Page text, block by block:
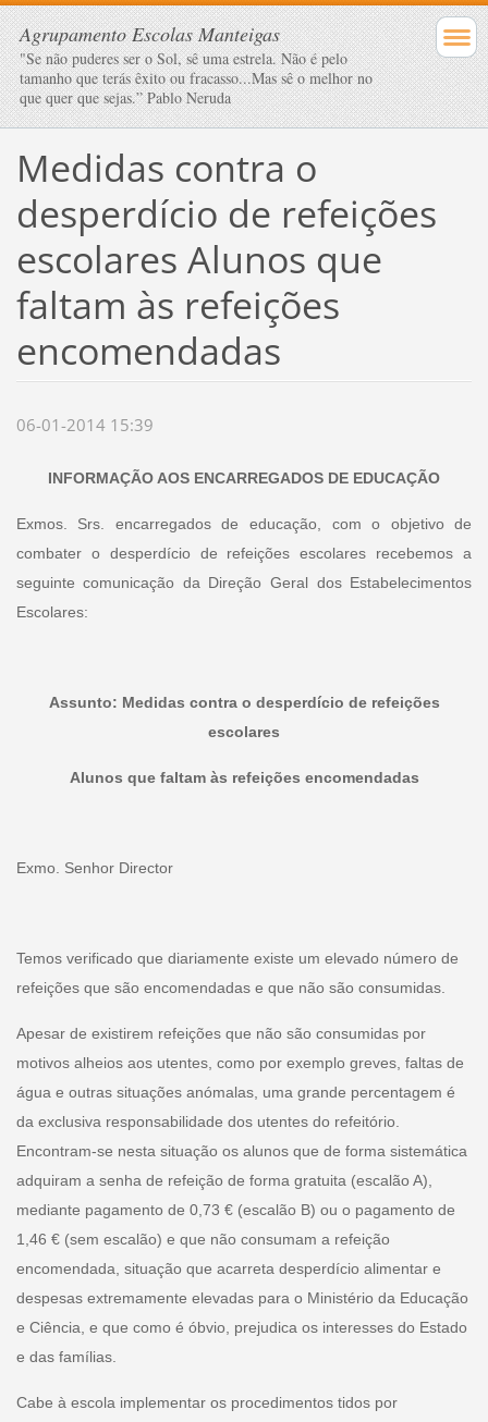
Agrupamento Escolas Manteigas
"Se não puderes ser o Sol, sê uma estrela. Não é pelo
tamanho que terás êxito ou fracasso...Mas sê o melhor no
que quer que sejas.” Pablo Neruda
Medidas contra o
desperdício de refeições
escolares Alunos que
faltam às refeições
encomendadas
06-01-2014 15:39
INFORMAÇÃO AOS ENCARREGADOS DE EDUCAÇÃO
Exmos. Srs. encarregados de educação, com o objetivo de
combater o desperdício de refeições escolares recebemos a
seguinte comunicação da Direção Geral dos Estabelecimentos
Escolares:
Assunto: Medidas contra o desperdício de refeições
escolares
Alunos que faltam às refeições encomendadas
Exmo. Senhor Director
Temos verificado que diariamente existe um elevado número de
refeições que são encomendadas e que não são consumidas.
Apesar de existirem refeições que não são consumidas por
motivos alheios aos utentes, como por exemplo greves, faltas de
água e outras situações anómalas, uma grande percentagem é
da exclusiva responsabilidade dos utentes do refeitório.
Encontram-se nesta situação os alunos que de forma sistemática
adquiram a senha de refeição de forma gratuita (escalão A),
mediante pagamento de 0,73 € (escalão B) ou o pagamento de
1,46 € (sem escalão) e que não consumam a refeição
encomendada, situação que acarreta desperdício alimentar e
despesas extremamente elevadas para o Ministério da Educação
e Ciência, e que como é óbvio, prejudica os interesses do Estado
e das famílias.
Cabe à escola implementar os procedimentos tidos por